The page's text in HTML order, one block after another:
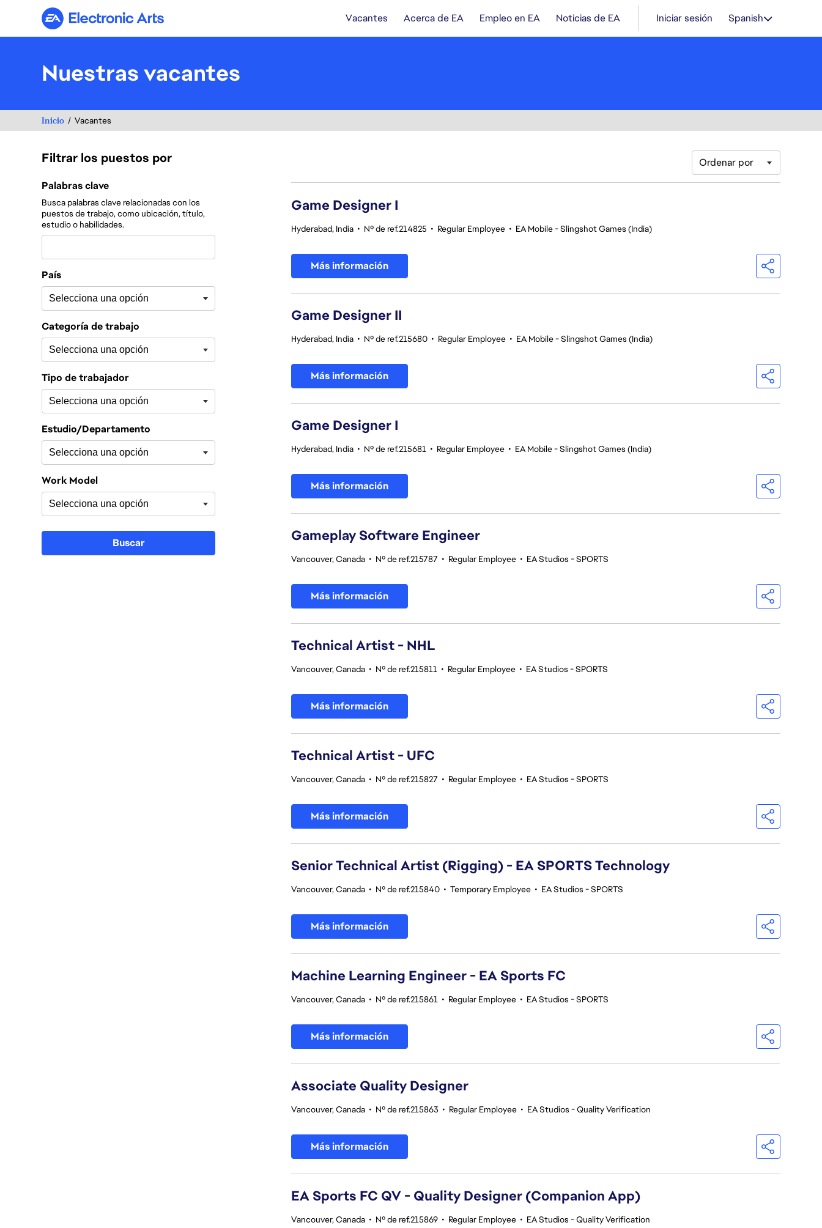
Electronic Arts Vacantes Acerca de EA Empleo en EA Noticias de EA Iniciar sesión Spanish
Nuestras vacantes
Inicio Vacantes
Filtrar los puestos por
Filtrar los puestos por
Palabras clave
Busca palabras clave relacionadas con los
puestos de trabajo, como ubicación, título,
estudio o habilidades.
País
Categoría de trabajo
Tipo de trabajador
Estudio/Departamento
Work Model
Buscar
Ordenar por
Game Designer I
Hyderabad, India • Nº de ref.214825 • Regular Employee • EA Mobile - Slingshot Games (India)
Más información
Game Designer II
Hyderabad, India • Nº de ref.215680 • Regular Employee • EA Mobile - Slingshot Games (India)
Más información
Game Designer I
Hyderabad, India • Nº de ref.215681 • Regular Employee • EA Mobile - Slingshot Games (India)
Más información
Gameplay Software Engineer
Vancouver, Canada • Nº de ref.215787 • Regular Employee • EA Studios - SPORTS
Más información
Technical Artist - NHL
Vancouver, Canada • Nº de ref.215811 • Regular Employee • EA Studios - SPORTS
Más información
Technical Artist - UFC
Vancouver, Canada • Nº de ref.215827 • Regular Employee • EA Studios - SPORTS
Más información
Senior Technical Artist (Rigging) - EA SPORTS Technology
Vancouver, Canada • Nº de ref.215840 • Temporary Employee • EA Studios - SPORTS
Más información
Machine Learning Engineer - EA Sports FC
Vancouver, Canada • Nº de ref.215861 • Regular Employee • EA Studios - SPORTS
Más información
Associate Quality Designer
Vancouver, Canada • Nº de ref.215863 • Regular Employee • EA Studios - Quality Verification
Más información
EA Sports FC QV - Quality Designer (Companion App)
Vancouver, Canada • Nº de ref.215869 • Regular Employee • EA Studios - Quality Verification